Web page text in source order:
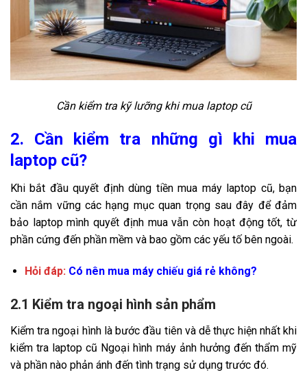
Cần kiểm tra kỹ lưỡng khi mua laptop cũ
2. Cần kiểm tra những gì khi mua
laptop cũ?
Khi bắt đầu quyết định dùng tiền mua máy laptop cũ, bạn
cần nắm vững các hạng mục quan trọng sau đây để đảm
bảo laptop mình quyết định mua vẫn còn hoạt động tốt, từ
phần cứng đến phần mềm và bao gồm các yếu tố bên ngoài.
Hỏi đáp: Có nên mua máy chiếu giá rẻ không?
2.1 Kiểm tra ngoại hình sản phẩm
Kiểm tra ngoại hình là bước đầu tiên và dễ thực hiện nhất khi
kiểm tra laptop cũ Ngoại hình máy ảnh hưởng đến thẩm mỹ
và phần nào phản ánh đến tình trạng sử dụng trước đó.